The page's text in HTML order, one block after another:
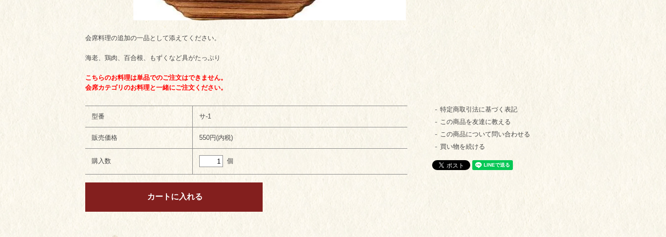
会席料理の追加の一品として添えてください。
海老、鶏肉、百合根、もずくなど具がたっぷり
こちらのお料理は単品でのご注文はできません。
会席カテゴリのお料理と一緒にご注文ください。
型番 サ-1
販売価格 550円(内税)
購入数 個
特定商取引法に基づく表記
この商品を友達に教える
この商品について問い合わせる
買い物を続ける